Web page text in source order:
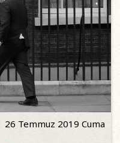
26 Temmuz 2019 Cuma